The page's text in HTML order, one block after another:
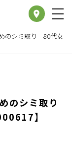
place
のシミ取り 80代女
のシミ取り
】